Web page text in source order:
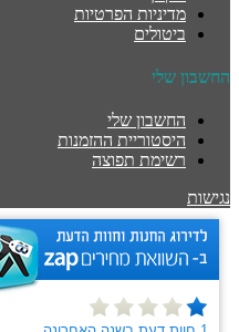
מדיניות הפרטיות
ביטולים
החשבון שלי
החשבון שלי
היסטוריית ההזמנות
רשימת תפוצה
נגישות